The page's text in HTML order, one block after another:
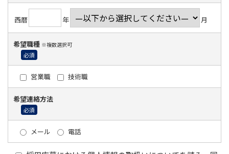
西暦 年 月
希望職種 ※複数選択可
営業職 技術職
希望連絡方法
メール 電話